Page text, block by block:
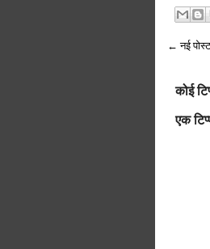
← नई पोस्ट
कोई
एक